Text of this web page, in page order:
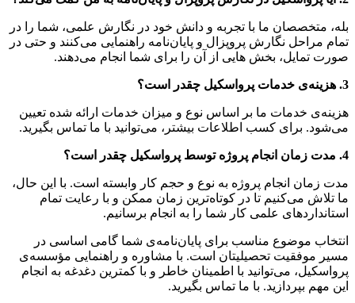
بله، متخصصان ما با تجربه و دانش خود در نگارش علمی، شما را در
تمام مراحل نگارش پروپزال و پایان‌نامه راهنمایی می‌کنند و حتی در
صورت تمایل، بخش هایی از آن را برای شما انجام می‌دهند.
3. هزینه‌ی خدمات پرواسکیل چقدر است؟
هزینه‌ی خدمات ما بر اساس نوع و میزان خدمات ارائه شده تعیین
می‌شود. برای کسب اطلاعات بیشتر، می‌توانید با ما تماس بگیرید.
4. مدت زمان انجام پروژه توسط پرواسکیل چقدر است؟
مدت زمان انجام پروژه به نوع و حجم کار وابسته است. با این حال،
ما تلاش می‌کنیم تا در کوتاه‌ترین زمان ممکن و با رعایت تمام
استانداردهای علمی کار شما را به انجام برسانیم.
انتخاب موضوع مناسب برای پایان‌نامه‌ی شما گامی اساسی در
مسیر موفقیت تحصیلیتان است. با مشاوره و راهنمایی مؤسسه‌ی
پرواسکیل، می‌توانید با اطمینان خاطر و با کمترین دغدغه به انجام
این مهم بپردازید. با ما تماس بگیرید.